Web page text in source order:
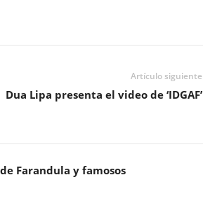
Artículo siguiente
Dua Lipa presenta el video de ‘IDGAF’
Farandula y famosos